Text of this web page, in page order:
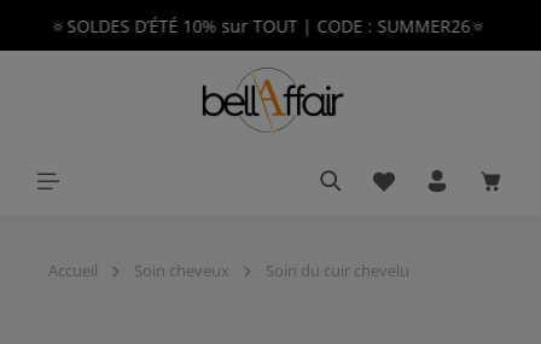
principal
🔅SOLDES D’ÉTÉ 10% sur TOUT | CODE : SUMMER26🔅
Vous avez 0 Le
Accueil Soin cheveux Soin du cuir chevelu